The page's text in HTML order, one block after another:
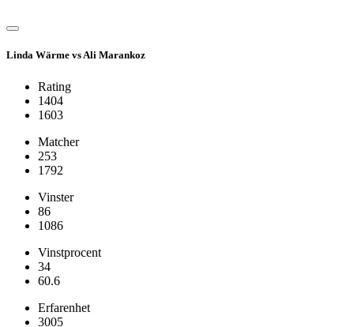
Linda Wärme vs Ali Marankoz
Rating
1404
1603
Matcher
253
1792
Vinster
86
1086
Vinstprocent
34
60.6
Erfarenhet
3005